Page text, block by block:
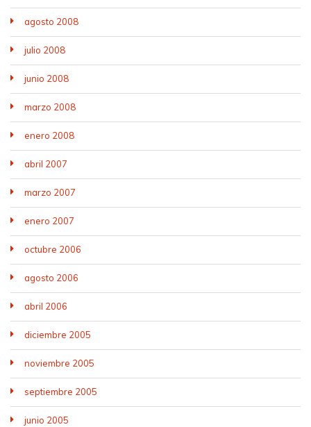
agosto 2008
julio 2008
junio 2008
marzo 2008
enero 2008
abril 2007
marzo 2007
enero 2007
octubre 2006
agosto 2006
abril 2006
diciembre 2005
noviembre 2005
septiembre 2005
junio 2005